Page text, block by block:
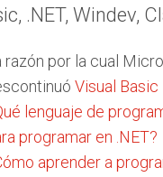
.NET, Windev,
razón por la cual
Visual Basic
lenguaje de
programar en .NET?
aprender a